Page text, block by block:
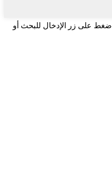
اضغط على زر الإدخال للبحث أو